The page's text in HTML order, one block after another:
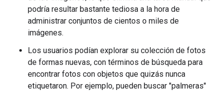
podría resultar bastante tediosa a la hora de
administrar conjuntos de cientos o miles de
imágenes.
Los usuarios podían explorar su colección de fotos
de formas nuevas, con términos de búsqueda para
encontrar fotos con objetos que quizás nunca
etiquetaron. Por ejemplo, pueden buscar "palmeras"